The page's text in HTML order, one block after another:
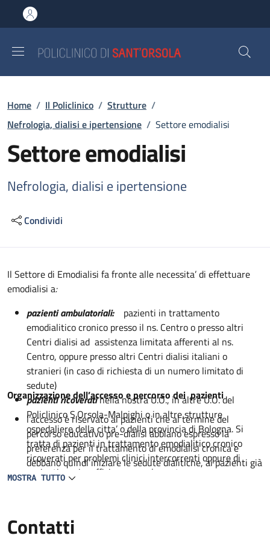
al contenuto principale
to footer content
Briciole di pane
Home / Il Policlinico / Strutture /
Nefrologia, dialisi e ipertensione / Settore emodialisi
Settore emodialisi
Nefrologia, dialisi e ipertensione
Condividi
Descrizione
Il Settore di Emodialisi fa fronte alle necessita’ di effettuare
emodialisi a:
pazienti ambulatoriali:
pazienti in trattamento
emodialitico cronico presso il ns. Centro o presso altri
Centri dialisi ad assistenza limitata afferenti al ns.
Centro, oppure presso altri Centri dialisi italiani o
stranieri (in caso di richiesta di un numero limitato di
sedute)
pazienti ricoveratinella nostra U.O., in altre U.O. del
Policlinico S.Orsola-Malpighi o in altre strutture
ospedaliere della citta’ o della provincia di Bologna. Si
tratta di pazienti in trattamento emodialitico cronico
ricoverati per problemi clinici intercorrenti oppure di
pazienti con insufficienza renale acuta
Organizzazione dell’accesso e percorso dei pazienti
l’accesso è riservato ai pazienti che al termine del
percorso educativo pre-dialisi abbiano espresso la
preferenza per il trattamento di emodialisi cronica e
debbano quindi iniziare le sedute dialitiche, ai pazienti già
in trattamento dialitico regolare, e ai pazienti con
nei giorni precedenti l’inizio del trattamento emodialitico
cronico il paziente viene invitato a un colloquio (se il paz
MOSTRA TUTTO
Contatti